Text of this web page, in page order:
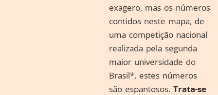
exagero, mas os números
contidos neste mapa, de
uma competição nacional
realizada pela segunda
maior universidade do
Brasil*, estes números
são espantosos. Trata-se